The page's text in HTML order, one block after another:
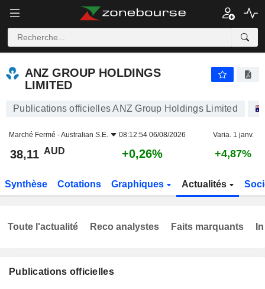
ANZ GROUP HOLDINGS
LIMITED
Publications officielles ANZ Group Holdings Limited
Marché Fermé -Australian S.E. 08:12:54 06/08/2026 Varia. 1 janv.
38,11 AUD +0,26% +4,87%
Synthèse Cotations Graphiques Actualités
Publications officielles
Toute l'actualité Reco analystes Faits marquants